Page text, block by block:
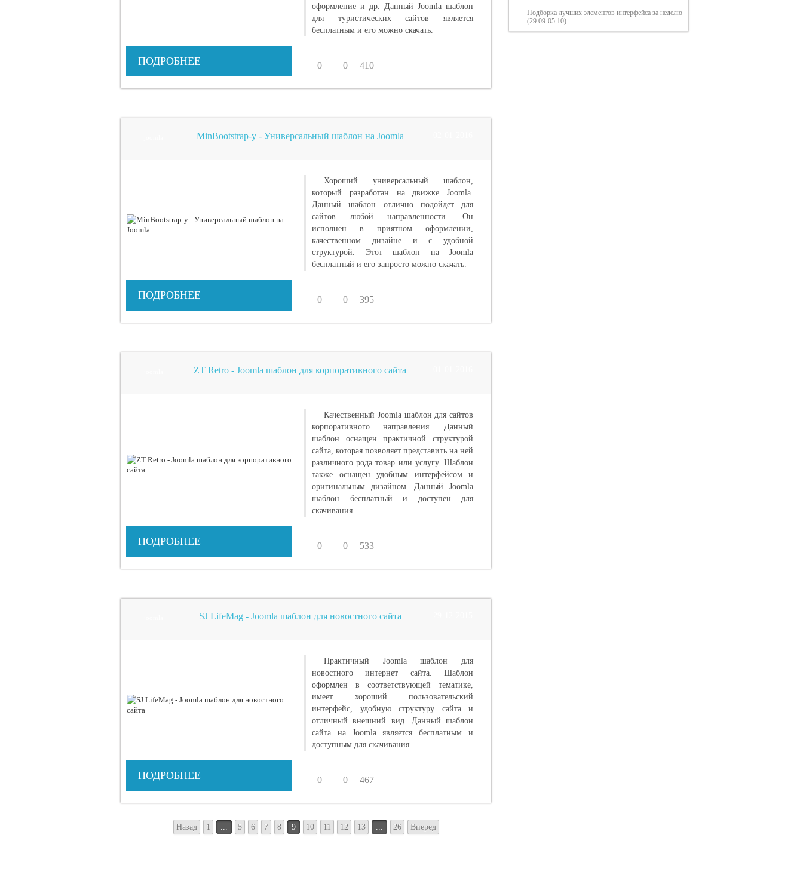
оформление и др. Данный Joomla шаблон
для туристических сайтов является
бесплатным и его можно скачать.
ПОДРОБНЕЕ 0 0 410
MinBootstrap-y - Универсальный шаблон на Joomla
Хороший универсальный шаблон,
который разработан на движке Joomla.
Данный шаблон отлично подойдет для
сайтов любой направленности. Он
исполнен в приятном оформлении,
качественном дизайне и с удобной
структурой. Этот шаблон на Joomla
бесплатный и его запросто можно скачать.
ПОДРОБНЕЕ 0 0 395
ZT Retro - Joomla шаблон для корпоративного сайта
Качественный Joomla шаблон для сайтов
корпоративного направления. Данный
шаблон оснащен практичной структурой
сайта, которая позволяет представить на ней
различного рода товар или услугу. Шаблон
также оснащен удобным интерфейсом и
оригинальным дизайном. Данный Joomla
шаблон бесплатный и доступен для
скачивания.
ПОДРОБНЕЕ 0 0 533
SJ LifeMag - Joomla шаблон для новостного сайта
Практичный Joomla шаблон для
новостного интернет сайта. Шаблон
оформлен в соответствующей тематике,
имеет хороший пользовательский
интерфейс, удобную структуру сайта и
отличный внешний вид. Данный шаблон
сайта на Joomla является бесплатным и
доступным для скачивания.
ПОДРОБНЕЕ 0 0 467
Назад 1 ... 5 6 7 8 9 10 11 12 13 ... 26 Вперед
Подборка лучших элементов интерфейса за неделю
(29.09-05.10)